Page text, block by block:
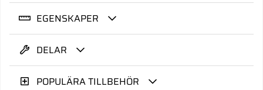
EGENSKAPER
DELAR
POPULÄRA TILLBEHÖR